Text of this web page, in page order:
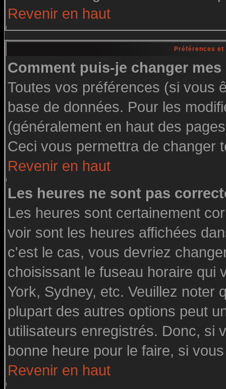
Revenir en haut
Préférences
Comment puis-je changer
Toutes vos préférences (si vous
base de données. Pour les
(généralement en haut des
Ceci vous permettra de changer
Revenir en haut
Les heures ne sont pas
Les heures sont certainement
voir sont les heures affichées
c'est le cas, vous devriez
choisissant le fuseau horaire qui
York, Sydney, etc. Veuillez noter
plupart des autres options peut
utilisateurs enregistrés. Donc, si
bonne heure pour le faire, si
Revenir en haut